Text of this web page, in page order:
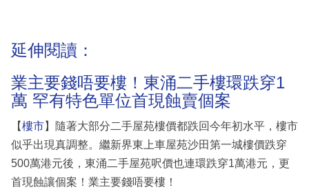
延伸閱讀：
業主要錢唔要樓！東涌二手樓環跌穿1
萬 罕有特色單位首現蝕賣個案
【樓市】隨著大部分二手屋苑樓價都跌回今年初水平，樓市
似乎出現真調整。繼新界東上車屋苑沙田第一城樓價跌穿
500萬港元後，東涌二手屋苑呎價也連環跌穿1萬港元，更
首現蝕讓個案！業主要錢唔要樓！